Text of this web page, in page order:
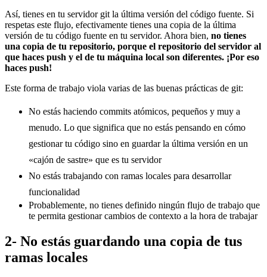
Así, tienes en tu servidor git la última versión del código fuente. Si
respetas este flujo, efectivamente tienes una copia de la última
versión de tu código fuente en tu servidor. Ahora bien, no tienes
una copia de tu repositorio, porque el repositorio del servidor al
que haces push y el de tu máquina local son diferentes. ¡Por eso
haces push!
Este forma de trabajo viola varias de las buenas prácticas de git:
No estás haciendo commits atómicos, pequeños y muy a
menudo. Lo que significa que no estás pensando en cómo
gestionar tu código sino en guardar la última versión en un
«cajón de sastre» que es tu servidor
No estás trabajando con ramas locales para desarrollar
funcionalidad
Probablemente, no tienes definido ningún flujo de trabajo que
te permita gestionar cambios de contexto a la hora de trabajar
2- No estás guardando una copia de tus
ramas locales